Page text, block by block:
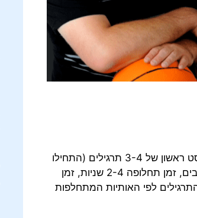
גללו לחלק התחתון של התרגילים בעמוד זה והתחילו עם התרגילים הפשוטים' קיבעו לעצמכם סט ראשון של 3-4 תרגילים (התחילו
מלמטה A…B…C…), רישמו באפליקציה את האותיות אותם אתם רוצים לתרגל באימונים הקרובים, זמן תחלופה 2-4 שניות, זמן
על התרגילים לפי האותיות המתחלפות